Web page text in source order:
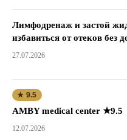
Лимфодренаж и застой
избавиться от отеков без
27.07.2026
★ 9.5
AMBY medical center ★9.5
12.07.2026